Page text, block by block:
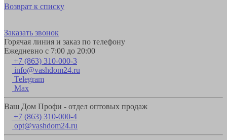
Возврат к списку
Заказать звонок
Горячая линия и заказ по телефону
Ежедневно с 7:00 до 20:00
+7 (863) 310-000-3
info@vashdom24.ru
Telegram
Max
Ваш Дом Профи - отдел оптовых продаж
+7 (863) 310-000-4
opt@vashdom24.ru